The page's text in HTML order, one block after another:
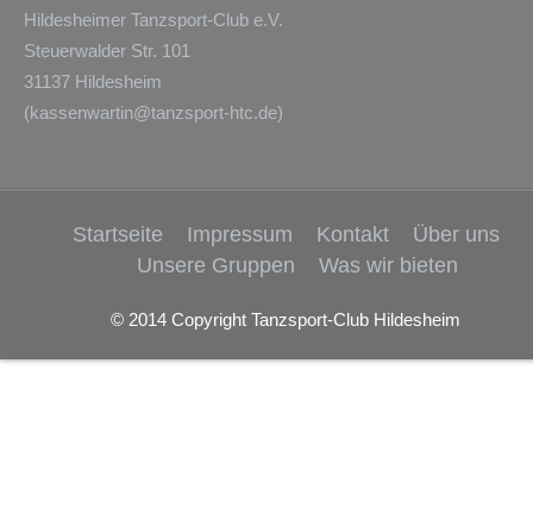
Hildesheimer Tanzsport-Club e.V.
Steuerwalder Str. 101
31137 Hildesheim
(kassenwartin@tanzsport-htc.de)
Startseite Impressum Kontakt
Über uns
Unsere Gruppen
Was wir bieten
© 2014 Copyright Tanzsport-Club Hildesheim